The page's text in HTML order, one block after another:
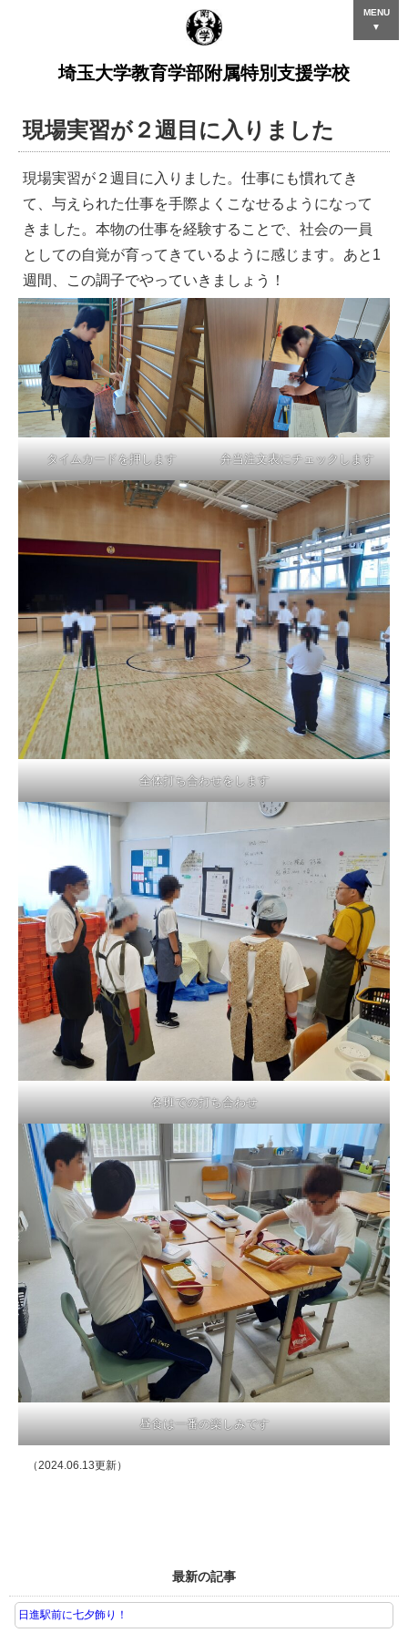
埼玉大学教育学部附属特別支援学校
MENU
▼
現場実習が２週目に入りました
現場実習が２週目に入りました。仕事にも慣れてき
て、与えられた仕事を手際よくこなせるようになって
きました。本物の仕事を経験することで、社会の一員
としての自覚が育ってきているように感じます。あと1
週間、この調子でやっていきましょう！
タイムカードを押します 弁当注文表にチェックします
全体打ち合わせをします
各班での打ち合わせ
昼食は一番の楽しみです
（2024.06.13更新）
最新の記事
日進駅前に七夕飾り！